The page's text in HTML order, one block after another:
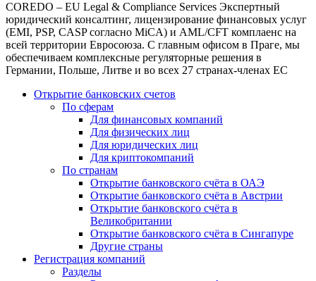
COREDO – EU Legal & Compliance Services Экспертный
юридический консалтинг, лицензирование финансовых услуг
(EMI, PSP, CASP согласно MiCA) и AML/CFT комплаенс на
всей территории Евросоюза. С главным офисом в Праге, мы
обеспечиваем комплексные регуляторные решения в
Германии, Польше, Литве и во всех 27 странах-членах ЕС
Открытие банковских счетов
По сферам
Для финансовых компаний
Для физических лиц
Для юридических лиц
Для криптокомпаний
По странам
Открытие банковского счёта в ОАЭ
Открытие банковского счёта в Австрии
Открытие банковского счёта в
Великобритании
Открытие банковского счёта в Сингапуре
Другие страны
Регистрация компаний
Разделы